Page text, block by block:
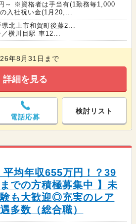
～ ※資格者は手当有(1勤務毎1,000
入社祝い金(1月20,...
県北上市和賀町後藤2...
横川目駅 車12...
年8月31日まで
詳細を見る
電話応募
検討リスト
平均年収655万円！？39
での方積極募集中 】未
も大歓迎◎充実のレア
多数（総合職）